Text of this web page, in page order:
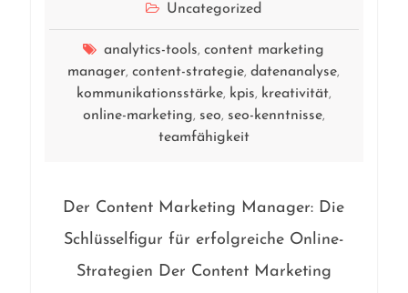
Uncategorized
analytics-tools,content marketing
manager,content-strategie,datenanalyse,
kommunikationsstärke, kpis, kreativität,
online-marketing, seo, seo-kenntnisse,
teamfähigkeit
Der Content Marketing Manager: Die
Schlüsselfigur für erfolgreiche Online-
Strategien Der Content Marketing